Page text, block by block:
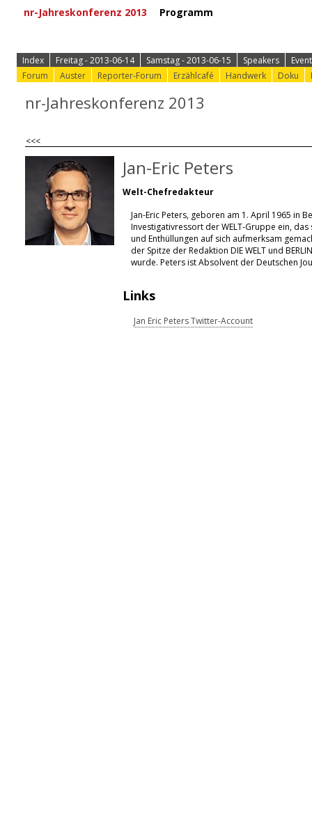
Index Freitag - 2013-06-14 Samstag - 2013-06-15 Speakers
Forum
Auster Reporter-Forum Erzählcafé Handwerk Doku
nr-Jahreskonferenz 2013
Jan-Eric Peters
Welt-Chefredakteur
Jan-Eric Peters, geboren am 1. April 1965 in
Investigativressort der WELT-Gruppe ein,
und Enthüllungen auf sich aufmerksam
der Spitze der Redaktion DIE WELT und
wurde. Peters ist Absolvent der Deutschen
Links
Jan Eric Peters Twitter-Account
<<<
nr-Jahreskonferenz 2013 Programm